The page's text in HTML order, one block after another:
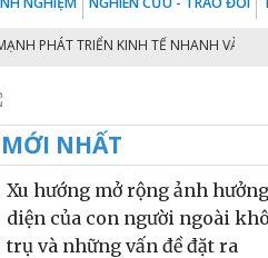
TRIỂN KINH TẾ NHANH VÀ BỀN VỮNG
MỚI NHẤT
Xu hướng mở rộng ảnh
diện của con người ngoài
trụ và những vấn đề đặt ra